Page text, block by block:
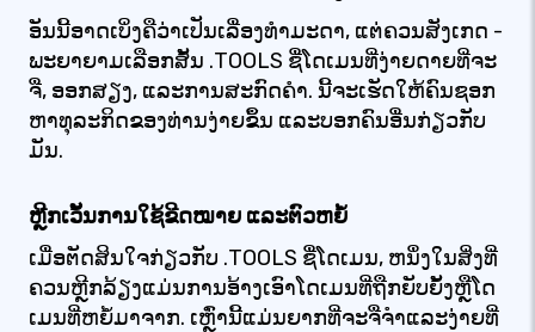
ອັນນີ້ອາດເບິ່ງຄືວ່າເປັນເລື່ອງທຳມະດາ, ແຕ່ຄວນສັງເກດ -
ພະຍາຍາມເລືອກສັ້ນ .TOOLS ຊື່ໂດເມນທີ່ງ່າຍດາຍທີ່ຈະ
ຈື່, ອອກສຽງ, ແລະການສະກົດຄໍາ. ນີ້ຈະເຮັດໃຫ້ຄົນຊອກ
ຫາທຸລະກິດຂອງທ່ານງ່າຍຂຶ້ນ ແລະບອກຄົນອື່ນກ່ຽວກັບ
ມັນ.
ຫຼີກເວັ້ນການໃຊ້ຂີດໝາຍ ແລະຕົວຫຍໍ້
ເມື່ອຕັດສິນໃຈກ່ຽວກັບ .TOOLS ຊື່ໂດເມນ, ຫນຶ່ງໃນສິ່ງທີ່
ຄວນຫຼີກລ້ຽງແມ່ນການອ້າງເອົາໂດເມນທີ່ຖືກຍັບຍັ້ງຫຼືໂດ
ເມນທີ່ຫຍໍ້ມາຈາກ. ເຫຼົ່ານີ້ແມ່ນຍາກທີ່ຈະຈື່ຈໍາແລະງ່າຍທີ່